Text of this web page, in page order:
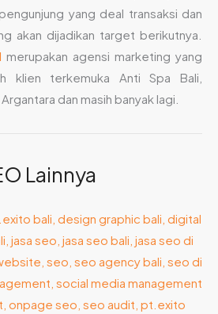
yang deal transaksi dan
akan dijadikan target berikutnya.
merupakan agensi marketing yang
klien terkemuka Anti Spa Bali,
dan masih banyak lagi.
Lainnya